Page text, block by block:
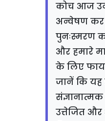
कोच आज उन
अन्वेषण कर
पुनःस्मरण
और हमारे
के लिए
जानें कि यह
उत्तेजित